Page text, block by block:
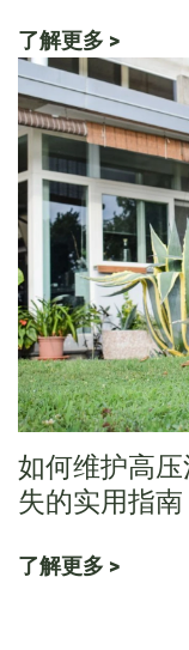
了解更多 >
如何维护高
失的实用指南
了解更多 >